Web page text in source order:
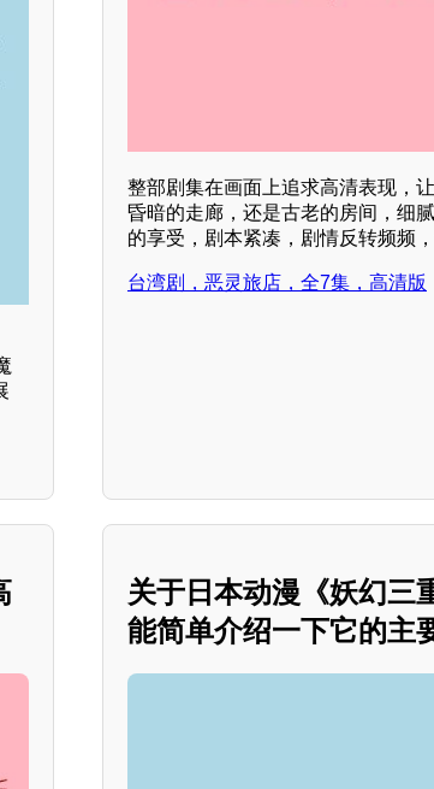
整部剧集在画面上追求高清表现，
昏暗的走廊，还是古老的房间，细
的享受，剧本紧凑，剧情反转频频
台湾剧，恶灵旅店，全7集，高清版
关于日本动漫《妖幻三
能简单介绍一下它的主